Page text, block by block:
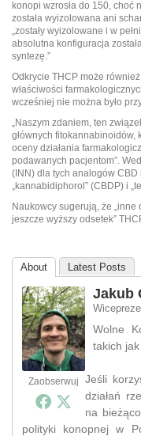
konopi wzrosła do 150, choć
została wyizolowana ani
„zostały wyizolowane i w
absolutna konfiguracja
syntezę.”
Odkrycie THCP może
właściwości
wcześniej nie można było
„Naszym zdaniem, ten
głównych fitokannabinoidów,
oceny działania
podawanych pacjentom”.
(INN) dla tych analogów
„kannabidiphorol” (CBDP) i
Naukowcy sugerują, że
jeszcze wyższy odsetek”
About Latest Posts
Zaobserwuj
Jakub
Wolne
takich jak
Jeśli
działań
na
polityki konopnej w